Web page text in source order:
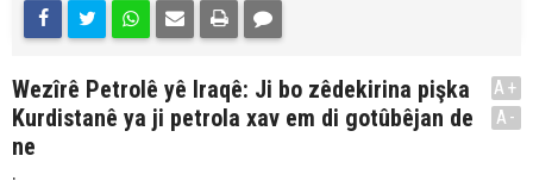
Wezîrê Petrolê yê Iraqê: Ji bo zêdekirina pişka
Kurdistanê ya ji petrola xav em di gotûbêjan de
ne
.
A+
A-